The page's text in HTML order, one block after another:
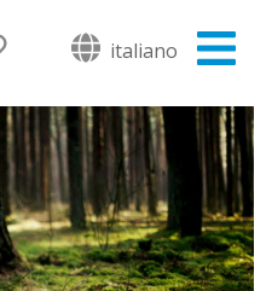
italiano